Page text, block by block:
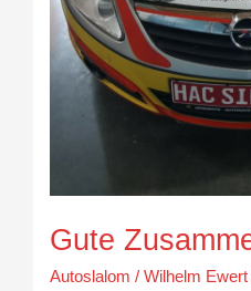
Gute
Autoslalom / Wilhelm Ewert